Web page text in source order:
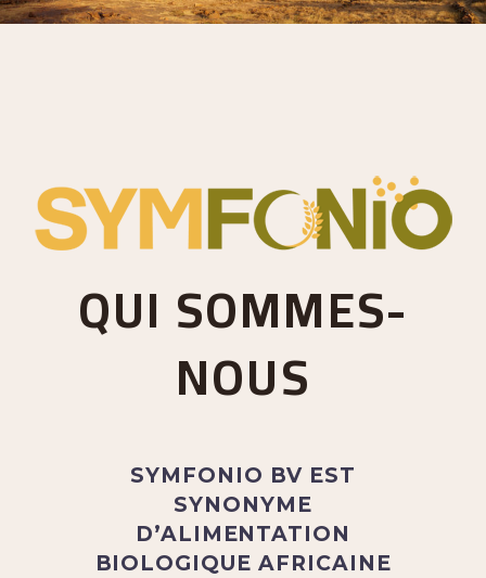
QUI SOMMES-
NOUS
SYMFONIO BV EST
SYNONYME
D’ALIMENTATION
BIOLOGIQUE AFRICAINE